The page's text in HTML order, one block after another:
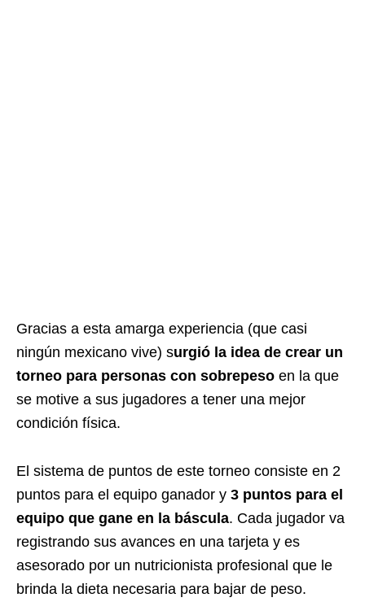
Gracias a esta amarga experiencia (que casi
ningún mexicano vive) surgió la idea de crear un
torneo para personas con sobrepeso en la que
se motive a sus jugadores a tener una mejor
condición física.
El sistema de puntos de este torneo consiste en 2
puntos para el equipo ganador y 3 puntos para el
equipo que gane en la báscula. Cada jugador va
registrando sus avances en una tarjeta y es
asesorado por un nutricionista profesional que le
brinda la dieta necesaria para bajar de peso.